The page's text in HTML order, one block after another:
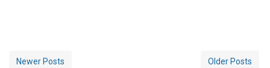
Newer Posts Older Posts